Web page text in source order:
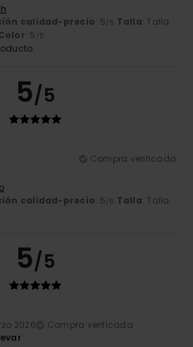
calidad-precio: 5/5 Talla: Talla
: 5 /5
5/5
Compra verificada
calidad-precio: 5/5 Talla: Talla
5/5
2026
Compra verificada